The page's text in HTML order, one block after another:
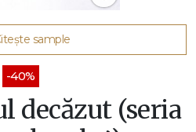
sample
-40%
decăzut (seria